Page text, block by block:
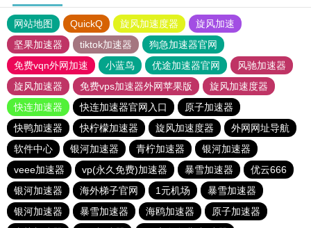
网站地图 QuickQ 旋风加速度器
旋风加速
坚果加速器
tiktok加速器
狗急加速器官网
免费vqn外网加速
小蓝鸟 优途加速器官网
风驰加速器
旋风加速器
免费vps加速器外网苹果版
旋风加速度器
快连加速器
快连加速器官网入口
原子加速器
快鸭加速器
快柠檬加速器 旋风加速度器
外网网址导航
软件中心
银河加速器 青柠加速器
银河加速器
veee加速器
vp(永久免费)加速器 暴雪加速器
优云666
银河加速器
海外梯子官网 1元机场
暴雪加速器
银河加速器
暴雪加速器 海鸥加速器
原子加速器